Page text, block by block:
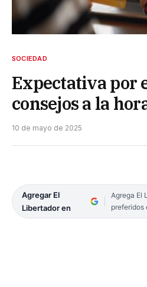
SOCIEDAD
Expectativa por
consejos a la
10 de mayo de 2025
Agregar El
Libertador en
Agrega El
preferidos